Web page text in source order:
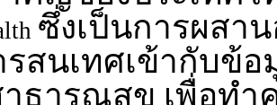
ซึ่งเป็นการผสา
สนเทศเข้ากับข้
ธารณสุข เพื่อทำ